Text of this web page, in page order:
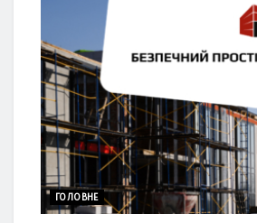
ГОЛОВНЕ